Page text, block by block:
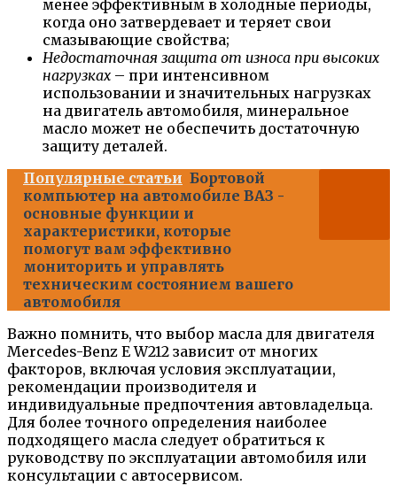
менее эффективным в холодные периоды,
когда оно затвердевает и теряет свои
смазывающие свойства;
Недостаточная защита от износа при высоких
нагрузках – при интенсивном
использовании и значительных нагрузках
на двигатель автомобиля, минеральное
масло может не обеспечить достаточную
защиту деталей.
Популярные статьи Бортовой
компьютер на автомобиле ВАЗ -
основные функции и
характеристики, которые
помогут вам эффективно
мониторить и управлять
техническим состоянием вашего
автомобиля
Важно помнить, что выбор масла для двигателя
Mercedes-Benz E W212 зависит от многих
факторов, включая условия эксплуатации,
рекомендации производителя и
индивидуальные предпочтения автовладельца.
Для более точного определения наиболее
подходящего масла следует обратиться к
руководству по эксплуатации автомобиля или
консультации с автосервисом.